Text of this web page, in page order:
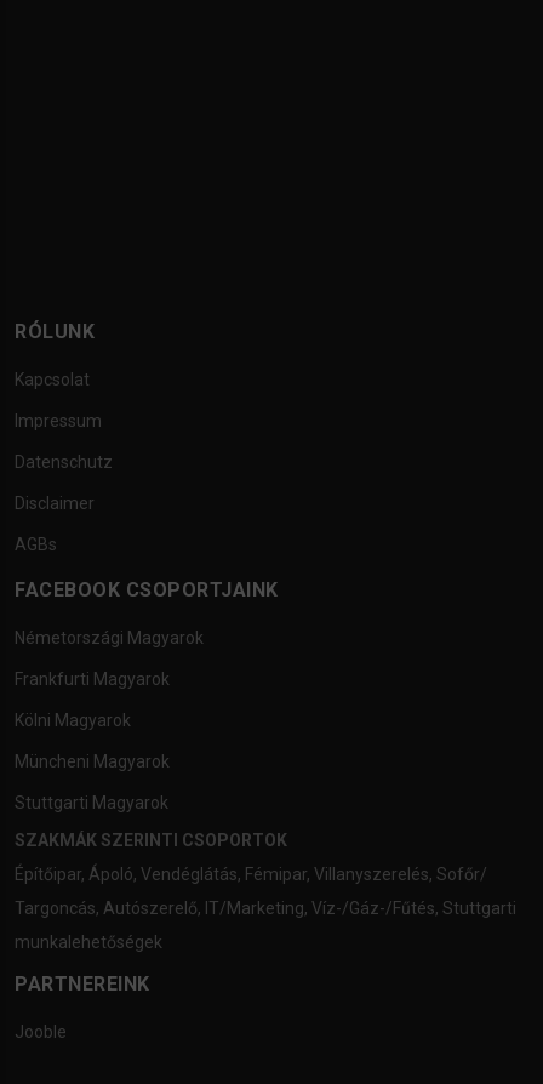
RÓLUNK
Kapcsolat
Impressum
Datenschutz
Disclaimer
AGBs
FACEBOOK CSOPORTJAINK
Németországi Magyarok
Frankfurti Magyarok
Kölni Magyarok
Müncheni Magyarok
Stuttgarti Magyarok
SZAKMÁK SZERINTI CSOPORTOK
Építőipar, Ápoló, Vendéglátás, Fémipar, Villanyszerelés, Sofőr/
Targoncás, Autószerelő, IT/Marketing, Víz-/Gáz-/Fűtés, Stuttgarti
munkalehetőségek
PARTNEREINK
Jooble